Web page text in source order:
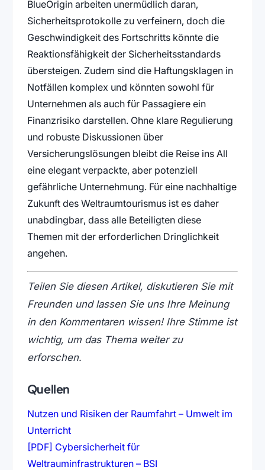
BlueOrigin arbeiten unermüdlich daran,
Sicherheitsprotokolle zu verfeinern, doch die
Geschwindigkeit des Fortschritts könnte die
Reaktionsfähigkeit der Sicherheitsstandards
übersteigen. Zudem sind die Haftungsklagen in
Notfällen komplex und könnten sowohl für
Unternehmen als auch für Passagiere ein
Finanzrisiko darstellen. Ohne klare Regulierung
und robuste Diskussionen über
Versicherungslösungen bleibt die Reise ins All
eine elegant verpackte, aber potenziell
gefährliche Unternehmung. Für eine nachhaltige
Zukunft des Weltraumtourismus ist es daher
unabdingbar, dass alle Beteiligten diese
Themen mit der erforderlichen Dringlichkeit
angehen.
Teilen Sie diesen Artikel, diskutieren Sie mit
Freunden und lassen Sie uns Ihre Meinung
in den Kommentaren wissen! Ihre Stimme ist
wichtig, um das Thema weiter zu
erforschen.
Quellen
Nutzen und Risiken der Raumfahrt – Umwelt im
Unterricht(öffnet in neuem Tab)
[PDF] Cybersicherheit für
Weltrauminfrastrukturen – BSI(öffnet in neuem Tab)